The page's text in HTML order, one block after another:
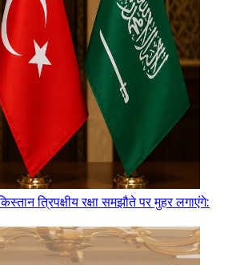
त्रिपक्षीय रक्षा समझौते पर मुहर लगाएंगे: